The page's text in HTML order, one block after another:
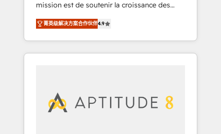
400 clients, nous comprenons rapidement
vos enjeux et intégrons parfaitement
HubSpot dans votre organisation. Pour toute
question technique ou besoin de
structuration de votre projet HubSpot,
mission est de soutenir la croissance des
entreprises B2B à travers l’acquisition de
nouveaux clients, l'intégration CRM et le
développement des revenus auprès de vos
comptes existants. En France et à
digitale et des startups florissantes. Nos 3
grandes expertises sont : ➤ L’intégration de
菁英级解决方案合作伙伴4.9